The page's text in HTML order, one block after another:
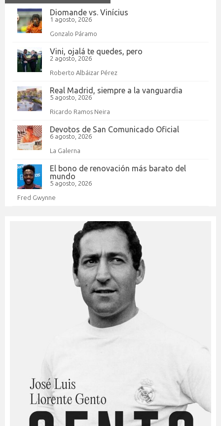
Diomande vs. Vinícius
1 agosto, 2026
Gonzalo Páramo
Vini, ojalá te quedes, pero
2 agosto, 2026
Roberto Albáizar Pérez
Real Madrid, siempre a la vanguardia
5 agosto, 2026
Ricardo Ramos Neira
Devotos de San Comunicado Oficial
6 agosto, 2026
La Galerna
El bono de renovación más barato del
mundo
5 agosto, 2026
Fred Gwynne